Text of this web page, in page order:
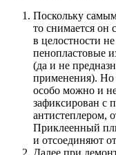
Поскольку
то снимается он
в целостности не
пенопластовые
(да и не
применения). Но
особо можно и
зафиксирован с
антистеплером,
Приклеенный
и отсоединяют
Далее при